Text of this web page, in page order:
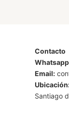
Contacto
Email:
Santiago